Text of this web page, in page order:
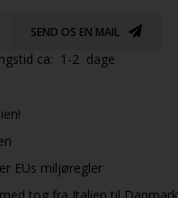
SEND OS EN MAIL
ca: 1-2 dage
EUs miljøregler
tog fra Italien til Danmark